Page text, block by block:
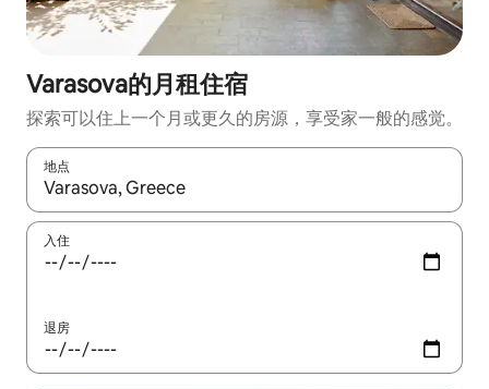
Varasova的月租住宿
探索可以住上一个月或更久的房源，享受家一般的感觉。
地点
如有搜索结果，请使用上下方向键查看，或通过点击或滑动手势
入住
退房